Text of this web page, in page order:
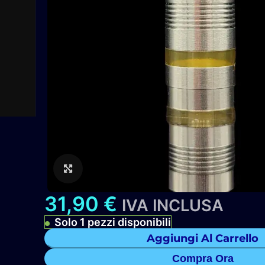
Clicca per ingrandire
31,90 € IVA INCLUSA
Solo 1 pezzi disponibili
Aggiungi Al Carrello
Compra Ora